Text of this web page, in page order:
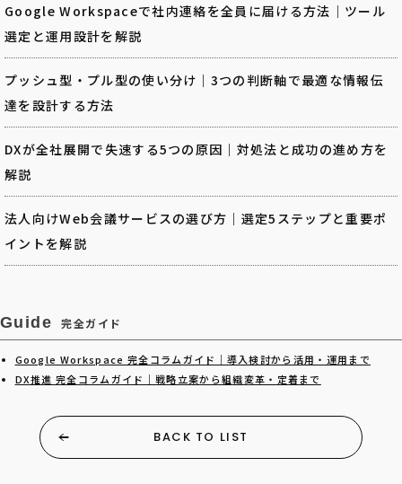
Google Workspaceで社内連絡を全員に届ける方法｜ツール
選定と運用設計を解説
プッシュ型・プル型の使い分け｜3つの判断軸で最適な情報伝
達を設計する方法
DXが全社展開で失速する5つの原因｜対処法と成功の進め方を
解説
法人向けWeb会議サービスの選び方｜選定5ステップと重要ポ
イントを解説
Guide 完全ガイド
Google Workspace 完全コラムガイド｜導入検討から活用・運用まで
DX推進 完全コラムガイド｜戦略立案から組織変革・定着まで
BACK TO LIST